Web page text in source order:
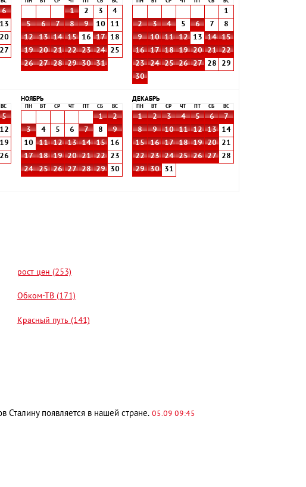
6
13
20
27
1 2 3
4
5
6 7 8 9 10
11
12
13 14 15 16 17
18
19
20 21 22 23 24
25
26
27 28 29 30 31
1
2
3 4 5 6 7
8
9
10 11 12 13 14
15
16
17 18 19 20 21
22
23
24 25 26 27 28
29
30
ВС
5
12
19
26
НОЯБРЬ
ПН ВТ СР ЧТ СБ ВС
1
2
3
4 5 6 7 8
9
10
11 12 13 14 15
16
17
18 19 20 21 22
23
24
25 26 27 28 29 30
ДЕКАБРЬ
ПН ВТ СР ЧТ СБ ВС
1 2 3 4 5 6
7
8
9 10 11 12 13
14
15
16 17 18 19 20
21
22
23 24 25 26 27
28
29
30 31
рост цен (253)
Обком-ТВ (171)
Красный путь (141)
Сталину появляется в нашей стране. 05.09 09:45